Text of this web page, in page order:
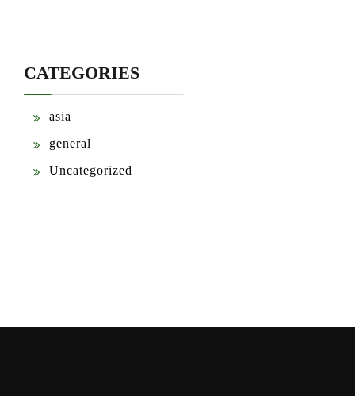
CATEGORIES
asia
general
Uncategorized